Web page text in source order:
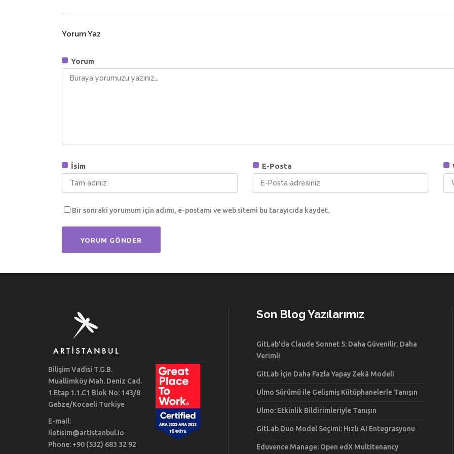
Yorum Yaz
Yorum
İsim E-Posta
Bir sonraki yorumum için adımı, e-postamı ve web sitemi bu tarayıcıda kaydet.
Bilişim Vadisi T.G.B.
Muallimköy Mah. Deniz Cad.
1.Etap 1.1.C1 Blok No: 143/8
Gebze/Kocaeli Turkiye
E-mail:
iletisim@artistanbul.io
Phone: +90 (532) 683 32 92
Son Blog Yazılarımız
GitLab’da Claude Sonnet 5: Daha Güvenilir, Daha
Verimli
GitLab İçin Daha Fazla Yapay Zekâ Modeli
Ulmo Sürümü ile Gelişmiş Kütüphanelerle Tanışın
Ulmo: Etkinlik Bildirimleriyle Tanışın
GitLab Duo Model Seçimi: Hızlı AI Entegrasyonu
Eduvence Manage: Open edX Multitenancy